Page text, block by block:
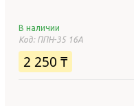
В наличии
Код: ППН-35 16А
2 250 ₸